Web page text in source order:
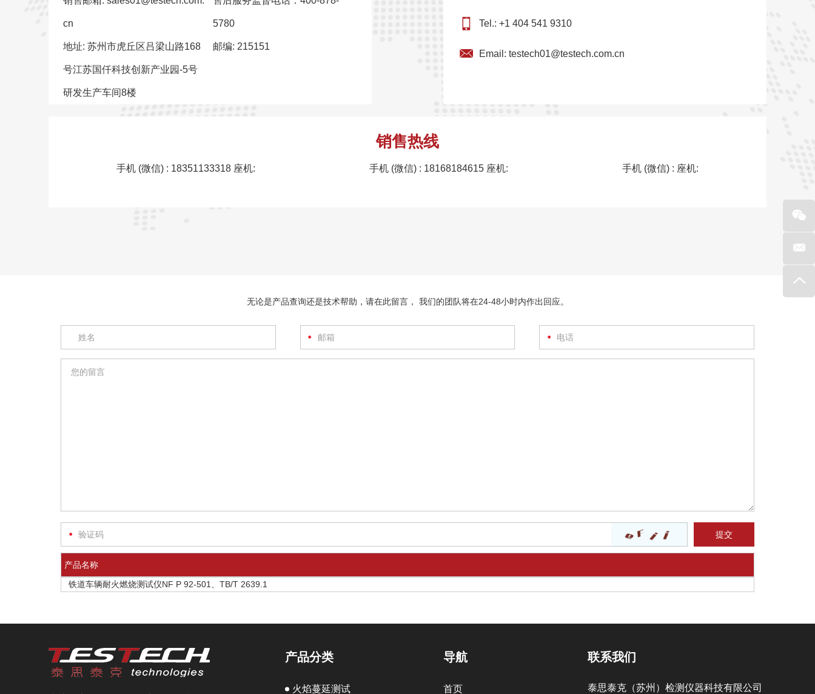
cn
地址: 苏州市虎丘区吕梁山路168
号江苏国仟科技创新产业园-5号
研发生产车间8楼
5780
邮编: 215151
Tel.: +1 404 541 9310
Email: testech01@testech.com.cn
销售热线
手机 (微信) : 18351133318 座机: 手机 (微信) : 18168184615 座机: 手机 (微信) : 座机:
无论是产品查询还是技术帮助，请在此留言， 我们的团队将在24-48小时内作出回应。
产品名称
铁道车辆耐火燃烧测试仪NF P 92-501、TB/T 2639.1
产品分类
火焰蔓延测试
导航
首页
联系我们
泰思泰克（苏州）检测仪器科技有限公司